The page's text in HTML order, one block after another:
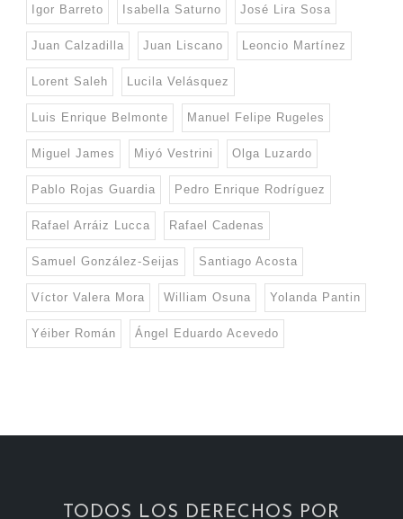
Igor Barreto Isabella Saturno José Lira Sosa
Juan Calzadilla Juan Liscano Leoncio Martínez
Lorent Saleh Lucila Velásquez
Luis Enrique Belmonte Manuel Felipe Rugeles
Miguel James Miyó Vestrini Olga Luzardo
Pablo Rojas Guardia Pedro Enrique Rodríguez
Rafael Arráiz Lucca Rafael Cadenas
Samuel González-Seijas Santiago Acosta
Víctor Valera Mora William Osuna Yolanda Pantin
Yéiber Román Ángel Eduardo Acevedo
TODOS LOS DERECHOS POR